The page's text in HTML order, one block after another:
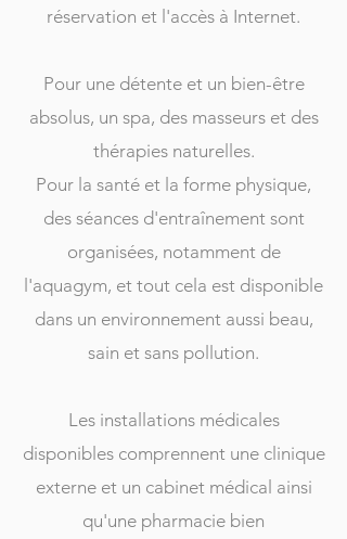
réservation et l'accès à Internet.
Pour une détente et un bien-être
absolus, un spa, des masseurs et des
thérapies naturelles.
Pour la santé et la forme physique,
des séances d'entraînement sont
organisées, notamment de
l'aquagym, et tout cela est disponible
dans un environnement aussi beau,
sain et sans pollution.
Les installations médicales
disponibles comprennent une clinique
externe et un cabinet médical ainsi
qu'une pharmacie bien